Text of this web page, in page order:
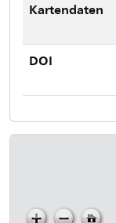
Kartendaten
DOI